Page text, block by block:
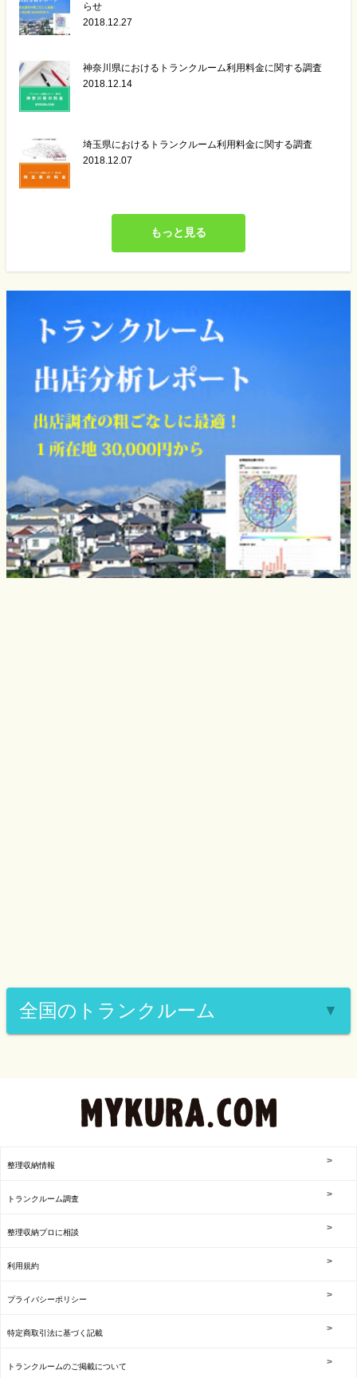
らせ
2018.12.27
神奈川県におけるトランクルーム利用料金に関する調査
2018.12.14
埼玉県におけるトランクルーム利用料金に関する調査
2018.12.07
もっと見る
全国のトランクルーム
整理収納情報
トランクルーム調査
整理収納プロに相談
利用規約
プライバシーポリシー
特定商取引法に基づく記載
トランクルームのご掲載について